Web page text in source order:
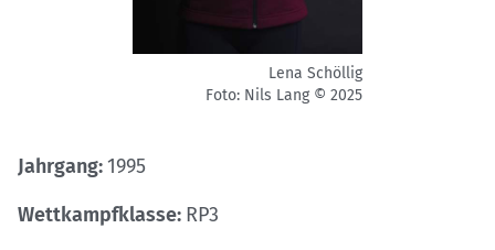
Lena Schöllig
Foto: Nils Lang © 2025
Jahrgang:1995
Wettkampfklasse: RP3